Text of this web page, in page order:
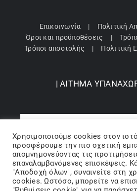
Επικοινωνία
Πολιτική
Όροι και προϋποθέσεις
Τρόποι αποστολής
Πολιτική
| ΑΙΤΗΜΑ
Χρησιμοποιούμε cookies στον
προσφέρουμε την πιο σχετική
απομνημονεύοντας τις
επαναλαμβανόμενες επισκέψεις.
"Αποδοχή όλων", συναινείτε στη
cookies. Ωστόσο, μπορείτε να